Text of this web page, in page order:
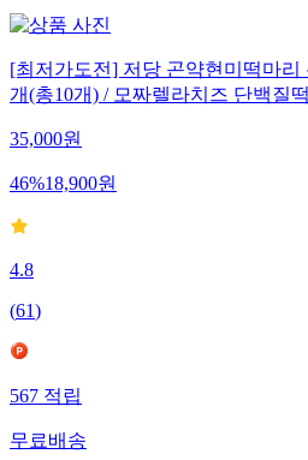
[최저가도전] 저당 곤약현미떡마리
개(총10개) / 모짜렐라치즈 단백질
35,000원
46%18,900원
4.8
(61)
567적립
무료배송